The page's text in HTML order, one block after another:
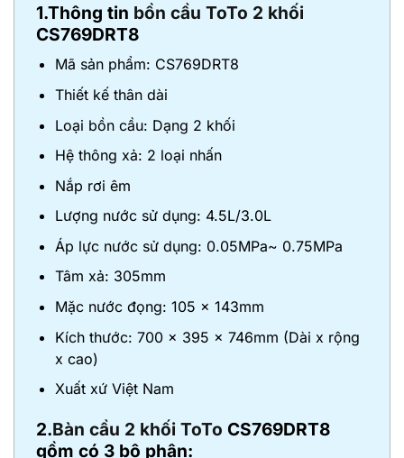
1.Thông tin bồn cầu ToTo 2 khối
CS769DRT8
Mã sản phẩm: CS769DRT8
Thiết kế thân dài
Loại bồn cầu: Dạng 2 khối
Hệ thông xả: 2 loại nhấn
Nắp rơi êm
Lượng nước sử dụng: 4.5L/3.0L
Áp lực nước sử dụng: 0.05MPa~ 0.75MPa
Tâm xả: 305mm
Mặc nước đọng: 105 x 143mm
Kích thước: 700 x 395 x 746mm (Dài x rộng
x cao)
Xuất xứ Việt Nam
2.Bàn cầu 2 khối ToTo CS769DRT8
gồm có 3 bộ phận: